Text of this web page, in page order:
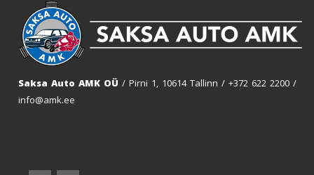
Saksa Auto AMK OÜ / Pirni 1, 10614 Tallinn / +372 622 2200 /
info@amk.ee